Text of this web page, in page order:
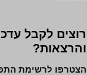
רוצים לקבל
והרצאות?
הצטרפו לרשימת